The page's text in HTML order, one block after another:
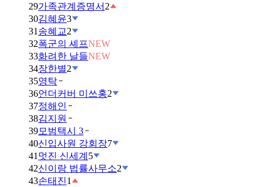
29가족관계증명서 2
30김혜윤3
31 송혜교2
32폭군의 셰프NEW
33화려한 날들NEW
34장한별2
35영탁
36언더커버 미쓰홍2
37정해인
38김지원
39모범택시 3
40신입사원 강회장7
41 멋진 신세계 5
42신이랑 법률사무소2
43손태진1